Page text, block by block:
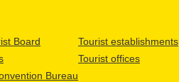
Board
Bureau
Tourist establishments
Tourist offices